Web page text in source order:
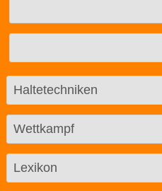
Haltetechniken
Wettkampf
Lexikon